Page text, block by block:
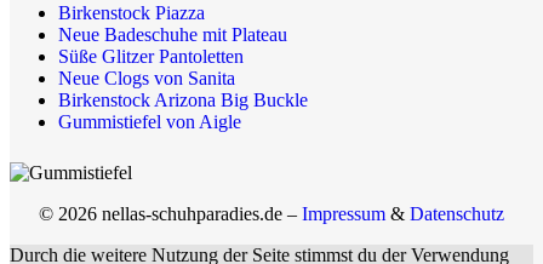
Birkenstock Piazza
Neue Badeschuhe mit Plateau
Süße Glitzer Pantoletten
Neue Clogs von Sanita
Birkenstock Arizona Big Buckle
Gummistiefel von Aigle
© 2026 nellas-schuhparadies.de – Impressum & Datenschutz
Durch die weitere Nutzung der Seite stimmst du der Verwendung